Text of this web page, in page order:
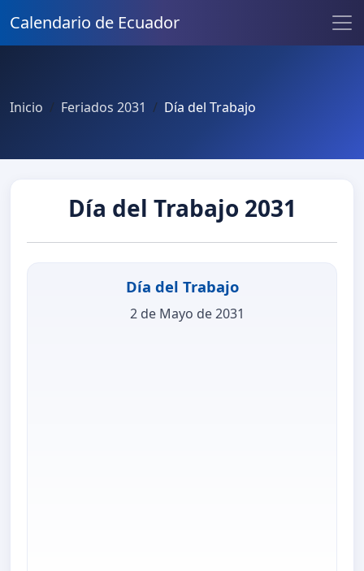
Calendario de Ecuador
Inicio Feriados 2031 Día del Trabajo
Día del Trabajo 2031
Día del Trabajo
2 de Mayo de 2031